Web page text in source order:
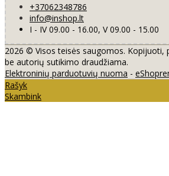
+37062348786
info@inshop.lt
I - IV 09.00 - 16.00, V 09.00 - 15.00
2026 © Visos teisės saugomos. Kopijuoti,
be autorių sutikimo draudžiama.
Elektroninių parduotuvių nuoma -
Rašyk
Skambink